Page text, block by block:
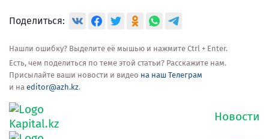
Поделиться:
Нашли ошибку? Выделите её мышью и нажмите Ctrl + Enter.
Есть, чем поделиться по теме этой статьи? Расскажите нам.
Присылайте ваши новости и видео на наш Телеграм
и на editor@azh.kz.